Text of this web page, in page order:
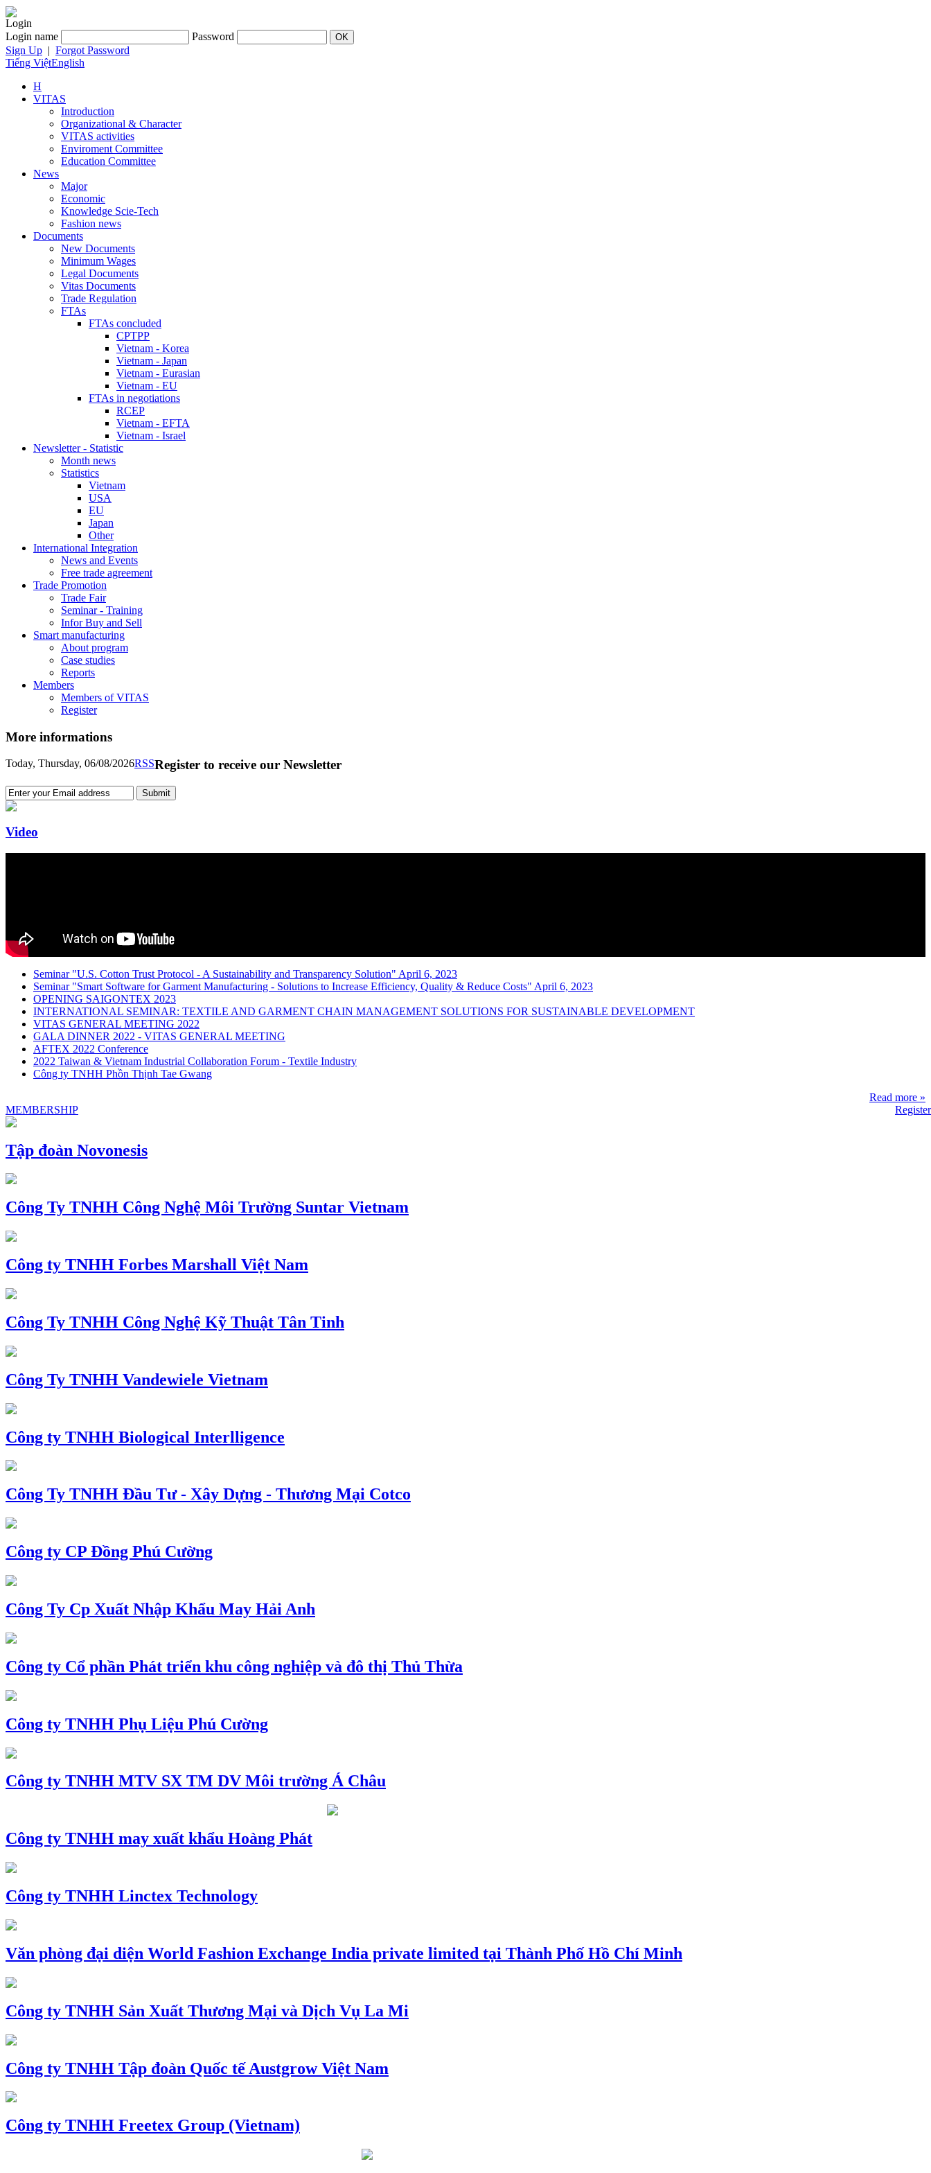
Login
Login name
Password
Sign Up | Forgot Password
Tiếng ViệtEnglish
H
VITAS
Introduction
Organizational & Character
VITAS activities
Enviroment Committee
Education Committee
News
Major
Economic
Knowledge Scie-Tech
Fashion news
Documents
New Documents
Minimum Wages
Legal Documents
Vitas Documents
Trade Regulation
FTAs
FTAs concluded
CPTPP
Vietnam - Korea
Vietnam - Japan
Vietnam - Eurasian
Vietnam - EU
FTAs in negotiations
RCEP
Vietnam - EFTA
Vietnam - Israel
Newsletter - Statistic
Month news
Statistics
Vietnam
USA
EU
Japan
Other
International Integration
News and Events
Free trade agreement
Trade Promotion
Trade Fair
Seminar - Training
Infor Buy and Sell
Smart manufacturing
About program
Case studies
Reports
Members
Members of VITAS
Register
More informations
Today, Thursday, 06/08/2026RSSRegister to receive our Newsletter
Video
Seminar "U.S. Cotton Trust Protocol - A Sustainability and Transparency Solution" April 6, 2023
Seminar "Smart Software for Garment Manufacturing - Solutions to Increase Efficiency, Quality & Reduce Costs" April 6, 2023
OPENING SAIGONTEX 2023
INTERNATIONAL SEMINAR: TEXTILE AND GARMENT CHAIN MANAGEMENT SOLUTIONS FOR SUSTAINABLE DEVELOPMENT
VITAS GENERAL MEETING 2022
GALA DINNER 2022 - VITAS GENERAL MEETING
AFTEX 2022 Conference
2022 Taiwan & Vietnam Industrial Collaboration Forum - Textile Industry
Công ty TNHH Phồn Thịnh Tae Gwang
Read more »
MEMBERSHIP
Register
Tập đoàn Novonesis
Công Ty TNHH Công Nghệ Môi Trường Suntar Vietnam
Công ty TNHH Forbes Marshall Việt Nam
Công Ty TNHH Công Nghệ Kỹ Thuật Tân Tinh
Công Ty TNHH Vandewiele Vietnam
Công ty TNHH Biological Interlligence
Công Ty TNHH Đầu Tư - Xây Dựng - Thương Mại Cotco
Công ty CP Đồng Phú Cường
Công Ty Cp Xuất Nhập Khẩu May Hải Anh
Công ty Cổ phần Phát triển khu công nghiệp và đô thị Thủ Thừa
Công ty TNHH Phụ Liệu Phú Cường
Công ty TNHH MTV SX TM DV Môi trường Á Châu
Công ty TNHH may xuất khẩu Hoàng Phát
Công ty TNHH Linctex Technology
Văn phòng đại diện World Fashion Exchange India private limited tại Thành Phố Hồ Chí Minh
Công ty TNHH Sản Xuất Thương Mại và Dịch Vụ La Mi
Công ty TNHH Tập đoàn Quốc tế Austgrow Việt Nam
Công ty TNHH Freetex Group (Vietnam)